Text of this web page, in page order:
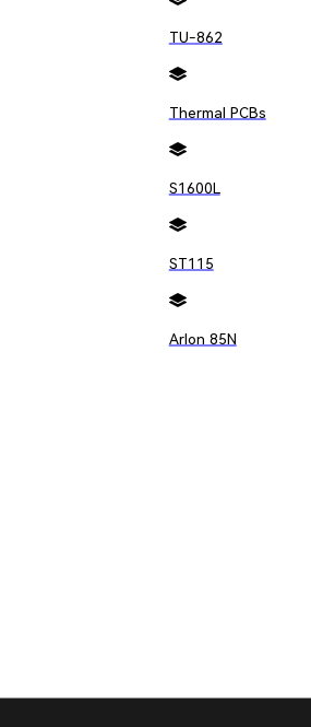
TU-862
Thermal PCBs
S1600L
ST115
Arlon 85N